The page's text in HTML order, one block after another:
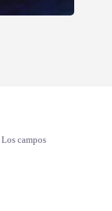
Los campos